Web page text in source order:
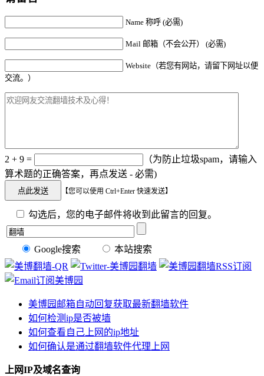
Name 称呼 (必需)
Mail 邮箱（不会公开） (必需)
Website（若您有网站，请留下网址以便
交流。）
2 + 9 =
（为防止垃圾spam，请输入
算术题的正确答案，再点发送 - 必需)
【您可以使用 Ctrl+Enter 快速发送】
勾选后，您的电子邮件将收到此留言的回复。
Google搜索 本站搜索
美博园邮箱自动回复获取最新翻墙软件
如何检测ip是否被墙
如何查看自己上网的ip地址
如何确认是通过翻墙软件代理上网
上网IP及域名查询